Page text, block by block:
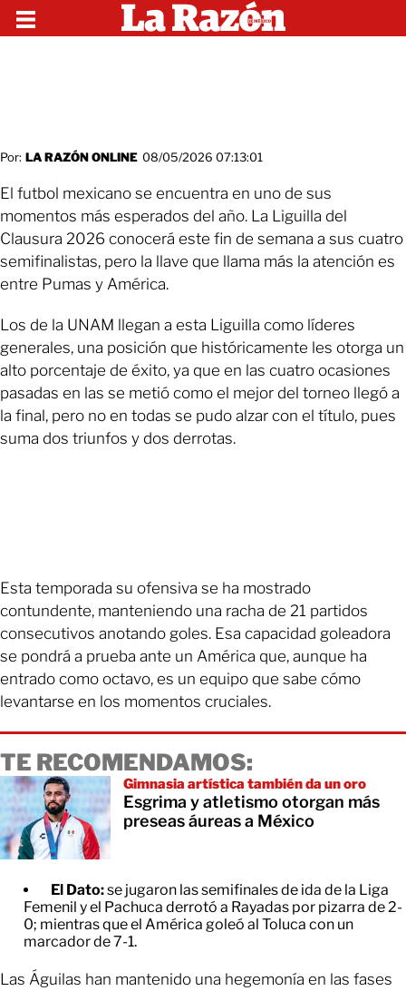
Por: LA RAZÓN ONLINE 08/05/2026 07:13:01
El futbol mexicano se encuentra en uno de sus
momentos más esperados del año. La Liguilla del
Clausura 2026 conocerá este fin de semana a sus cuatro
semifinalistas, pero la llave que llama más la atención es
entre Pumas y América.
Los de la UNAM llegan a esta Liguilla como líderes
generales, una posición que históricamente les otorga un
alto porcentaje de éxito, ya que en las cuatro ocasiones
pasadas en las se metió como el mejor del torneo llegó a
la final, pero no en todas se pudo alzar con el título, pues
suma dos triunfos y dos derrotas.
Esta temporada su ofensiva se ha mostrado
contundente, manteniendo una racha de 21 partidos
consecutivos anotando goles. Esa capacidad goleadora
se pondrá a prueba ante un América que, aunque ha
entrado como octavo, es un equipo que sabe cómo
levantarse en los momentos cruciales.
TE RECOMENDAMOS:
Gimnasia artística también da un oro
Esgrima y atletismo otorgan más
preseas áureas a México
El Dato:se jugaron las semifinales de ida de la Liga
Femenil y el Pachuca derrotó a Rayadas por pizarra de 2-
0; mientras que el América goleó al Toluca con un
marcador de 7-1.
Las Águilas han mantenido una hegemonía en las fases